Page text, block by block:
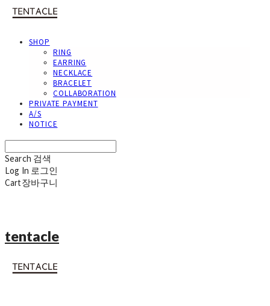
SHOP
RING
EARRING
NECKLACE
BRACELET
COLLABORATION
PRIVATE PAYMENT
A/S
NOTICE
Search 검색
Log In 로그인
Cart장바구니
tentacle